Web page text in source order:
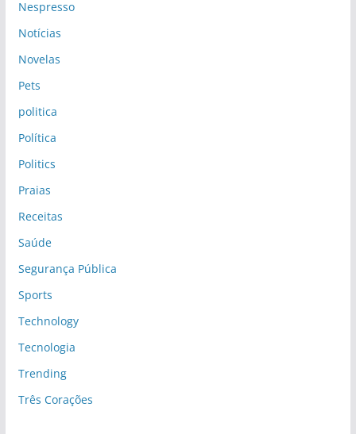
Nespresso
Notícias
Novelas
Pets
politica
Política
Politics
Praias
Receitas
Saúde
Segurança Pública
Sports
Technology
Tecnologia
Trending
Três Corações